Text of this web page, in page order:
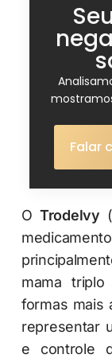
Falar
OTrodelvy
mama
formas mais
representar
e controle